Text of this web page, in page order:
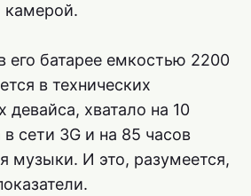
камерой.
его батарее емкостью 2200
в технических
девайса, хватало на 10
в сети 3G и на 85 часов
музыки. И это, разумеется,